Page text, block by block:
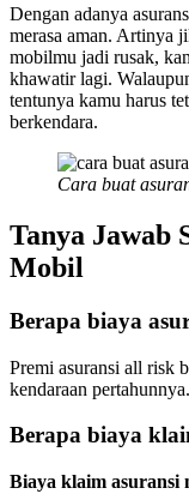
Dengan adanya
merasa aman. Artinya
mobilmu jadi rusak,
khawatir lagi.
tentunya kamu harus
berkendara.
Cara buat
Tanya Jawab
Mobil
Berapa biaya
Premi asuransi all risk
kendaraan pertahunnya.
Berapa biaya
Biaya klaim asuransi